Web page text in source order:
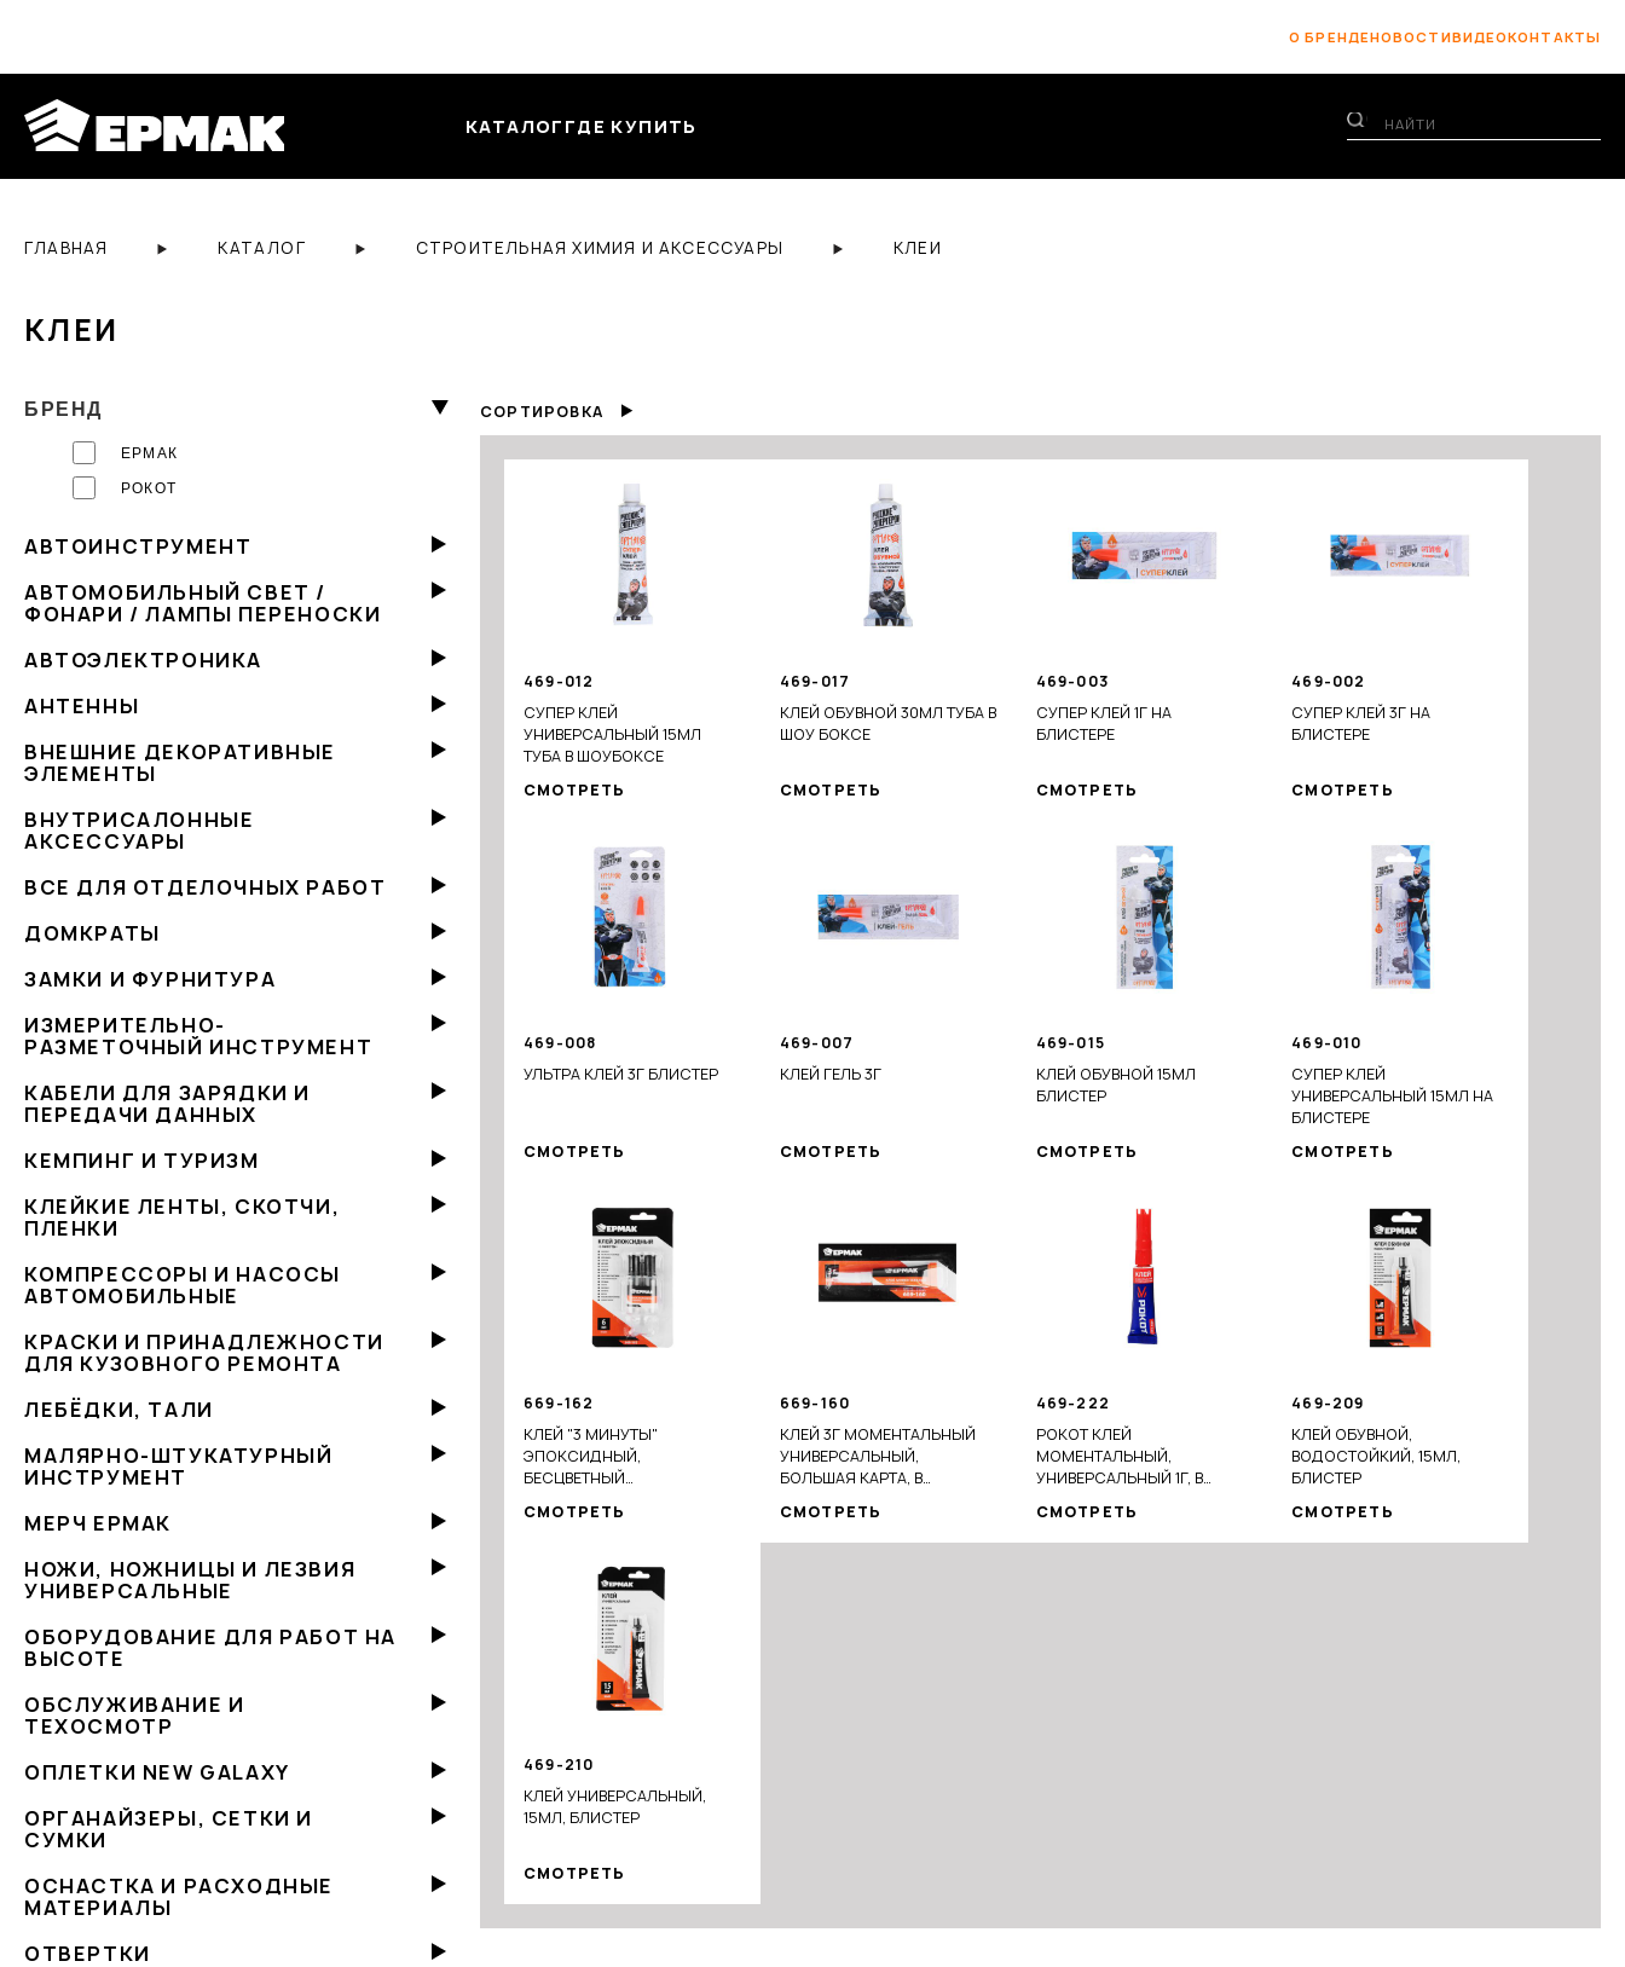
О БРЕНДЕНОВОСТИВИДЕОКОНТАКТЫ
КАТАЛОГ ГДЕ КУПИТЬ
ГЛАВНАЯ КАТАЛОГ СТРОИТЕЛЬНАЯ ХИМИЯ И АКСЕССУАРЫ КЛЕИ
КЛЕИ
БРЕНД
ЕРМАК
РОКОТ
АВТОИНСТРУМЕНТ
АВТОМОБИЛЬНЫЙ СВЕТ /
ФОНАРИ / ЛАМПЫ ПЕРЕНОСКИ
АВТОЭЛЕКТРОНИКА
АНТЕННЫ
ВНЕШНИЕ ДЕКОРАТИВНЫЕ
ЭЛЕМЕНТЫ
ВНУТРИСАЛОННЫЕ
АКСЕССУАРЫ
ВСЕ ДЛЯ ОТДЕЛОЧНЫХ РАБОТ
ДОМКРАТЫ
ЗАМКИ И ФУРНИТУРА
ИЗМЕРИТЕЛЬНО-
РАЗМЕТОЧНЫЙ ИНСТРУМЕНТ
КАБЕЛИ ДЛЯ ЗАРЯДКИ И
ПЕРЕДАЧИ ДАННЫХ
КЕМПИНГ И ТУРИЗМ
КЛЕЙКИЕ ЛЕНТЫ, СКОТЧИ,
ПЛЕНКИ
КОМПРЕССОРЫ И НАСОСЫ
АВТОМОБИЛЬНЫЕ
КРАСКИ И ПРИНАДЛЕЖНОСТИ
ДЛЯ КУЗОВНОГО РЕМОНТА
ЛЕБЁДКИ, ТАЛИ
МАЛЯРНО-ШТУКАТУРНЫЙ
ИНСТРУМЕНТ
МЕРЧ ЕРМАК
НОЖИ, НОЖНИЦЫ И ЛЕЗВИЯ
УНИВЕРСАЛЬНЫЕ
ОБОРУДОВАНИЕ ДЛЯ РАБОТ НА
ВЫСОТЕ
ОБСЛУЖИВАНИЕ И
ТЕХОСМОТР
ОПЛЕТКИ NEW GALAXY
ОРГАНАЙЗЕРЫ, СЕТКИ И
СУМКИ
ОСНАСТКА И РАСХОДНЫЕ
МАТЕРИАЛЫ
ОТВЕРТКИ
СОРТИРОВКА
469-012
СУПЕР КЛЕЙ
УНИВЕРСАЛЬНЫЙ 15МЛ
ТУБА В ШОУБОКСЕ
СМОТРЕТЬ
469-017
КЛЕЙ ОБУВНОЙ 30МЛ ТУБА В
ШОУ БОКСЕ
СМОТРЕТЬ
469-003
СУПЕР КЛЕЙ 1Г НА
БЛИСТЕРЕ
СМОТРЕТЬ
469-002
СУПЕР КЛЕЙ 3Г НА
БЛИСТЕРЕ
СМОТРЕТЬ
469-008
УЛЬТРА КЛЕЙ 3Г БЛИСТЕР
СМОТРЕТЬ
469-007
КЛЕЙ ГЕЛЬ 3Г
СМОТРЕТЬ
469-015
КЛЕЙ ОБУВНОЙ 15МЛ
БЛИСТЕР
СМОТРЕТЬ
469-010
СУПЕР КЛЕЙ
УНИВЕРСАЛЬНЫЙ 15МЛ НА
БЛИСТЕРЕ
СМОТРЕТЬ
669-162
КЛЕЙ "3 МИНУТЫ"
ЭПОКСИДНЫЙ,
БЕСЦВЕТНЫЙ
3+3МЛ, В ШПРИЦЕ
СМОТРЕТЬ
669-160
КЛЕЙ 3Г МОМЕНТАЛЬНЫЙ
УНИВЕРСАЛЬНЫЙ,
БОЛЬШАЯ КАРТА, В
СМОТРЕТЬ
469-222
РОКОТ КЛЕЙ
МОМЕНТАЛЬНЫЙ,
УНИВЕРСАЛЬНЫЙ 1Г, В
БЛИСТЕРЕ, ПРОЗРАЧНЫЙ
СМОТРЕТЬ
469-209
КЛЕЙ ОБУВНОЙ,
ВОДОСТОЙКИЙ, 15МЛ,
БЛИСТЕР
СМОТРЕТЬ
469-210
КЛЕЙ УНИВЕРСАЛЬНЫЙ,
15МЛ, БЛИСТЕР
СМОТРЕТЬ